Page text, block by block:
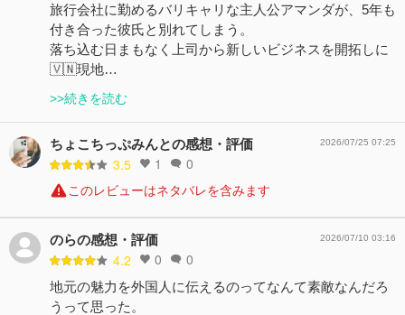
旅行会社に勤めるバリキャリな主人公アマンダが、5年も
付き合った彼氏と別れてしまう。
落ち込む日まもなく上司から新しいビジネスを開拓しに
🇻🇳現地…
>>続きを読む
ちょこちっぷみんとの感想・評価
3.5 1 0
2026/07/25 07:25
このレビューはネタバレを含みます
のらの感想・評価
4.2 0 0
2026/07/10 03:16
地元の魅力を外国人に伝えるのってなんて素敵なんだろ
うって思った。